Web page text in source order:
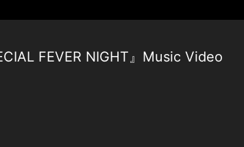
FEVER NIGHT』Music Video